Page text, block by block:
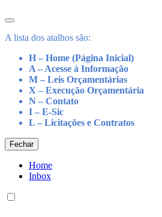
A lista dos atalhos são:
H – Home (Página Inicial)
A – Acesse à Informação
M – Leis Orçamentárias
X – Execução Orçamentária
N – Contato
I – E-Sic
L – Licitações e Contratos
Fechar
Home
Inbox